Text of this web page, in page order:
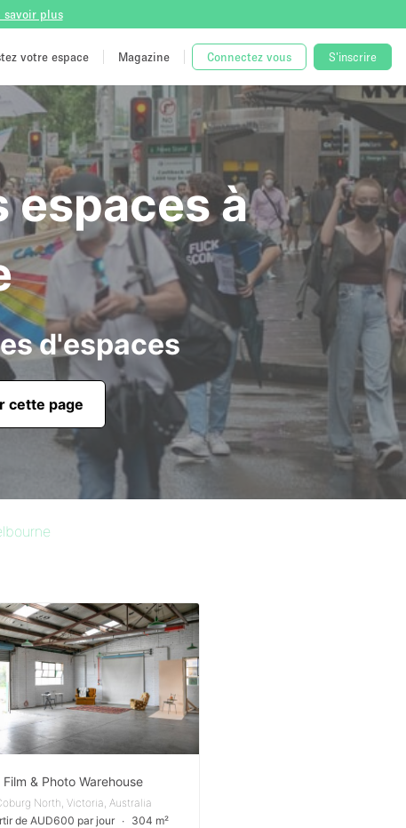
savoir plus
votre espace Magazine Connectez vous S'inscrire
espaces à
d'espaces
cette page
Film & Photo Warehouse
North, Victoria, Australia
de AUD600 par jour
∙ 304 m²